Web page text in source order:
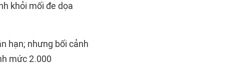
khỏi mối đe dọa
hạn; nhưng bối cảnh
mức 2.000